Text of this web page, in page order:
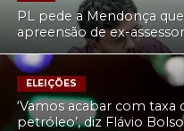
PL pede a Mendonça
apreensão de ex-
ELEIÇÕES
‘Vamos acabar com taxa
petróleo’, diz Flávio